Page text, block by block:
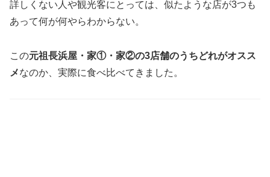
詳しくない人や観光客にとっては、似たような店が3つも
あって何が何やらわからない。
この元祖長浜屋・家①・家②の3店舗のうちどれがオスス
メなのか、実際に食べ比べてきました。